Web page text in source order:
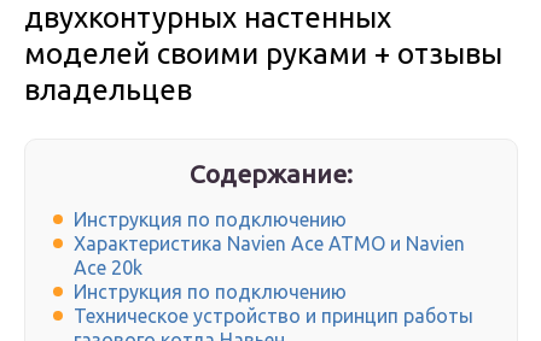
двухконтурных настенных
моделей своими руками + отзывы
владельцев
Содержание:
Инструкция по подключению
Характеристика Navien Ace ATMO и Navien
Ace 20k
Инструкция по подключению
Техническое устройство и принцип работы